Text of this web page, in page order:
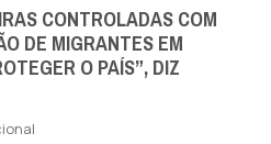
CONTROLADAS COM
DE MIGRANTES EM
O PAÍS”, DIZ